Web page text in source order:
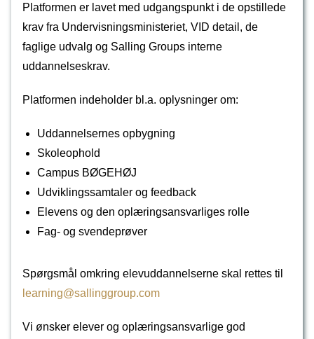
Platformen er lavet med udgangspunkt i de opstillede
krav fra Undervisningsministeriet, VID detail, de
faglige udvalg og Salling Groups interne
uddannelseskrav.
Platformen indeholder bl.a. oplysninger om:
Uddannelsernes opbygning
Skoleophold
Campus BØGEHØJ
Udviklingssamtaler og feedback
Elevens og den oplæringsansvarliges rolle
Fag- og svendeprøver
Spørgsmål omkring elevuddannelserne skal rettes til
learning@sallinggroup.com
Vi ønsker elever og oplæringsansvarlige god